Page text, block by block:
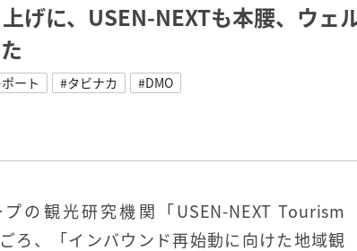
げに、USEN-NEXTも本腰、ウェ
ート #タビナカ #DMO
プの観光研究機関「USEN-NEXT Tourism
ろ、「インバウンド再始動に向けた地域観